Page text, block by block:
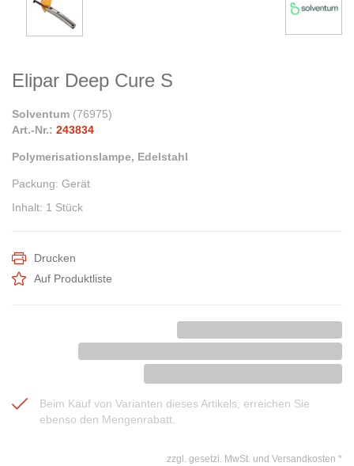
Elipar Deep Cure S
Beim Kauf von Varianten dieses Artikels, erreichen Sie
ebenso den Mengenrabatt.
Solventum (76975)
Art.-Nr.: 243834
Polymerisationslampe, Edelstahl
Packung: Gerät
Inhalt: 1 Stück
Drucken
Auf Produktliste
zzgl. gesetzl. MwSt. und Versandkosten *